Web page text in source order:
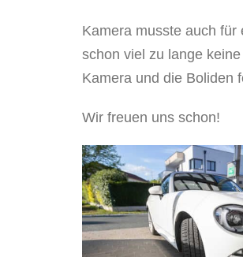
Kamera musste auch für
schon viel zu lange
Kamera und die Boliden
Wir freuen uns schon!